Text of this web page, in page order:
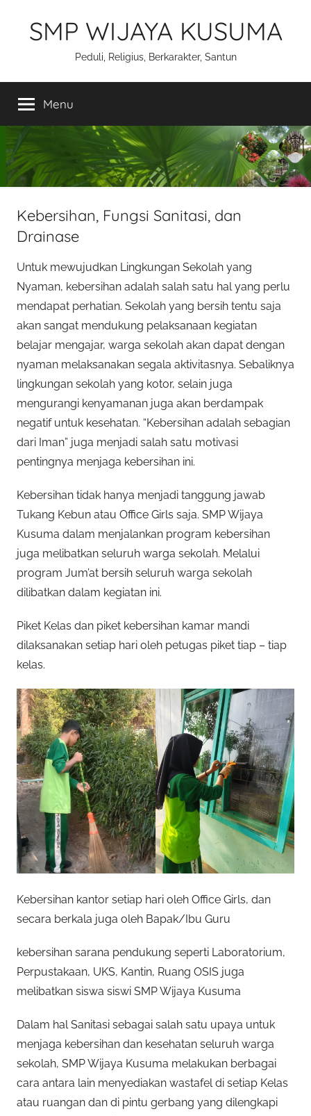
SMP WIJAYA KUSUMA
Peduli, Religius, Berkarakter, Santun
Menu
Kebersihan, Fungsi Sanitasi, dan
Drainase
Untuk mewujudkan Lingkungan Sekolah yang
Nyaman, kebersihan adalah salah satu hal yang perlu
mendapat perhatian. Sekolah yang bersih tentu saja
akan sangat mendukung pelaksanaan kegiatan
belajar mengajar, warga sekolah akan dapat dengan
nyaman melaksanakan segala aktivitasnya. Sebaliknya
lingkungan sekolah yang kotor, selain juga
mengurangi kenyamanan juga akan berdampak
negatif untuk kesehatan. “Kebersihan adalah sebagian
dari Iman” juga menjadi salah satu motivasi
pentingnya menjaga kebersihan ini.
Kebersihan tidak hanya menjadi tanggung jawab
Tukang Kebun atau Office Girls saja. SMP Wijaya
Kusuma dalam menjalankan program kebersihan
juga melibatkan seluruh warga sekolah. Melalui
program Jum’at bersih seluruh warga sekolah
dilibatkan dalam kegiatan ini.
Piket Kelas dan piket kebersihan kamar mandi
dilaksanakan setiap hari oleh petugas piket tiap – tiap
kelas.
Kebersihan kantor setiap hari oleh Office Girls, dan
secara berkala juga oleh Bapak/Ibu Guru
kebersihan sarana pendukung seperti Laboratorium,
Perpustakaan, UKS, Kantin, Ruang OSIS juga
melibatkan siswa siswi SMP Wijaya Kusuma
Dalam hal Sanitasi sebagai salah satu upaya untuk
menjaga kebersihan dan kesehatan seluruh warga
sekolah, SMP Wijaya Kusuma melakukan berbagai
cara antara lain menyediakan wastafel di setiap Kelas
atau ruangan dan di pintu gerbang yang dilengkapi